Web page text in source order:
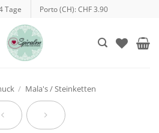
Tage Porto (CH): CHF 3.90
/ Mala's / Steinketten